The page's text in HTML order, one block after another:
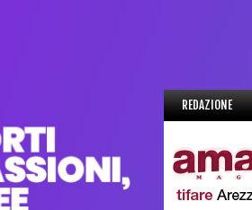
REDAZIONE